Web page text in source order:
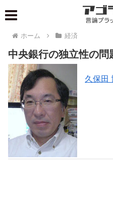
ホーム 経済
中央銀行の独立性の
久保田